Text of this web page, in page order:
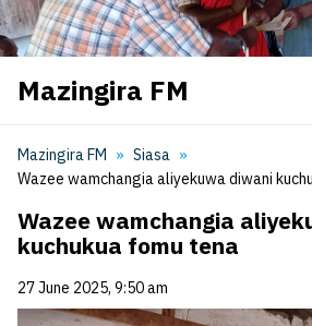
Mazingira FM
Mazingira FM
Siasa
Wazee wamchangia aliyekuwa diwani
Wazee wamchangia
kuchukua fomu tena
27 June 2025, 9:50 am